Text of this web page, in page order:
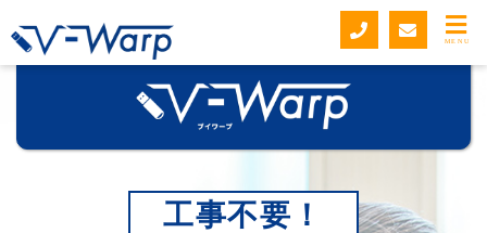
MENU
工事不要！